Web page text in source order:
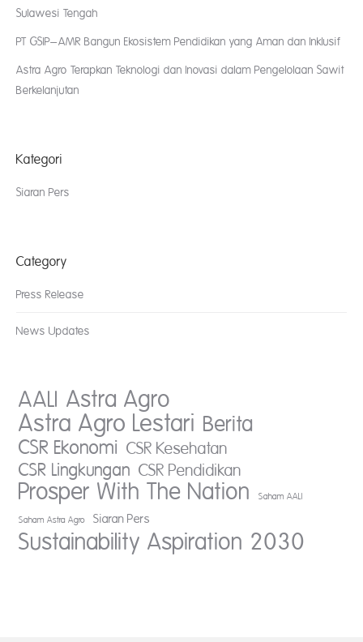
Sulawesi Tengah
PT GSIP–AMR Bangun Ekosistem Pendidikan yang Aman dan Inklusif
Astra Agro Terapkan Teknologi dan Inovasi dalam Pengelolaan Sawit
Berkelanjutan
Kategori
Siaran Pers
Category
Press Release
News Updates
AALI Astra Agro
Astra Agro Lestari Berita
CSR Ekonomi CSR Kesehatan
CSR Lingkungan CSR Pendidikan
Prosper With The Nation Saham AALI
Saham Astra Agro Siaran Pers
Sustainability Aspiration 2030